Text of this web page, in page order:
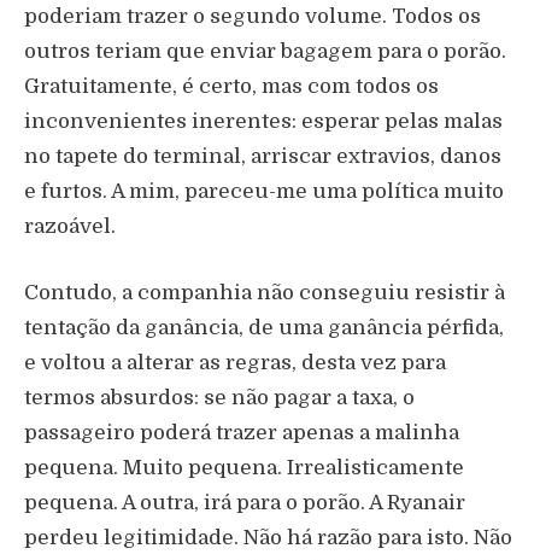
poderiam trazer o segundo volume. Todos os
outros teriam que enviar bagagem para o porão.
Gratuitamente, é certo, mas com todos os
inconvenientes inerentes: esperar pelas malas
no tapete do terminal, arriscar extravios, danos
e furtos. A mim, pareceu-me uma política muito
razoável.
Contudo, a companhia não conseguiu resistir à
tentação da ganância, de uma ganância pérfida,
e voltou a alterar as regras, desta vez para
termos absurdos: se não pagar a taxa, o
passageiro poderá trazer apenas a malinha
pequena. Muito pequena. Irrealisticamente
pequena. A outra, irá para o porão. A Ryanair
perdeu legitimidade. Não há razão para isto. Não